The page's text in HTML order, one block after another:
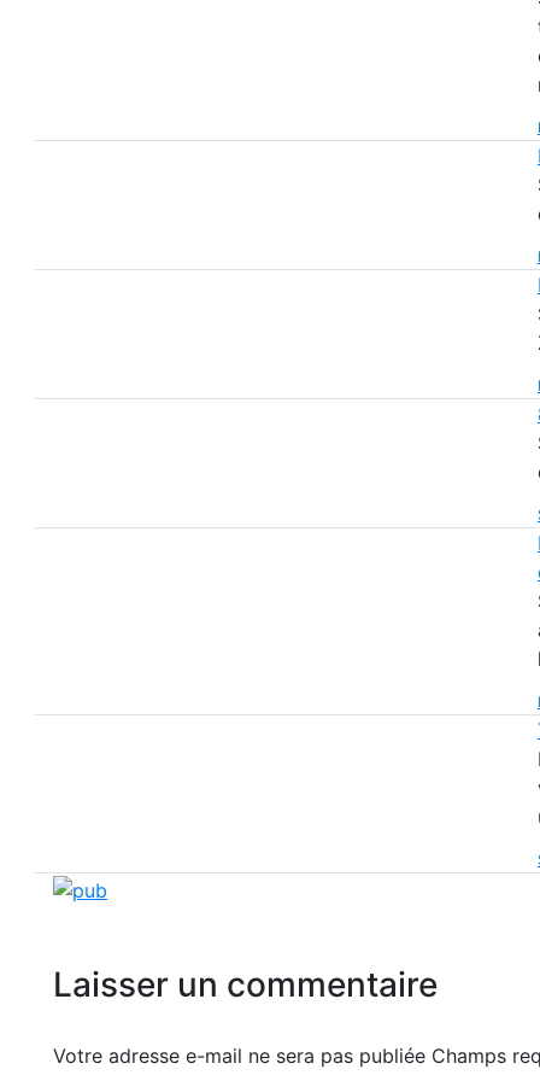
Laisser un commentaire
Votre adresse e-mail ne sera pas publiée Champs